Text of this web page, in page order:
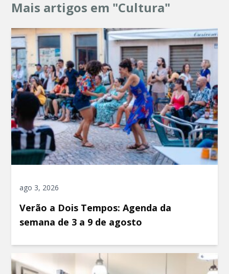
Mais artigos em "Cultura"
ago 3, 2026
Verão a Dois Tempos: Agenda da
semana de 3 a 9 de agosto